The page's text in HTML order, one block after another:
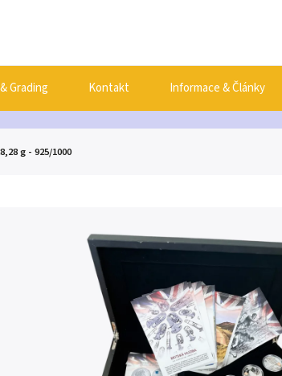
Grading Kontakt Informace & Články
g - 925/1000